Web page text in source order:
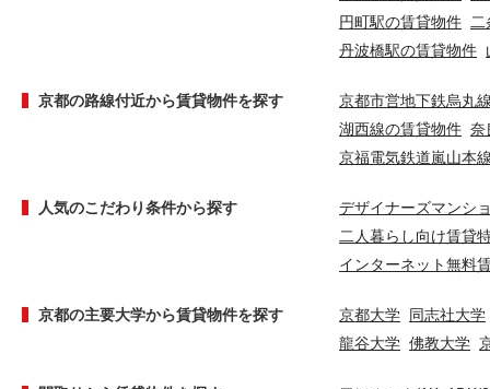
円町駅の賃貸物件
丹波橋駅の賃貸物件
京都の路線付近から賃貸物件を探す
京都市営地下鉄烏丸
湖西線の賃貸物件 奈
京福電気鉄道嵐山本
人気のこだわり条件から探す
デザイナーズマンシ
二人暮らし向け賃貸
インターネット無料
京都の主要大学から賃貸物件を探す 京都大学 同志社大学
龍谷大学 佛教大学